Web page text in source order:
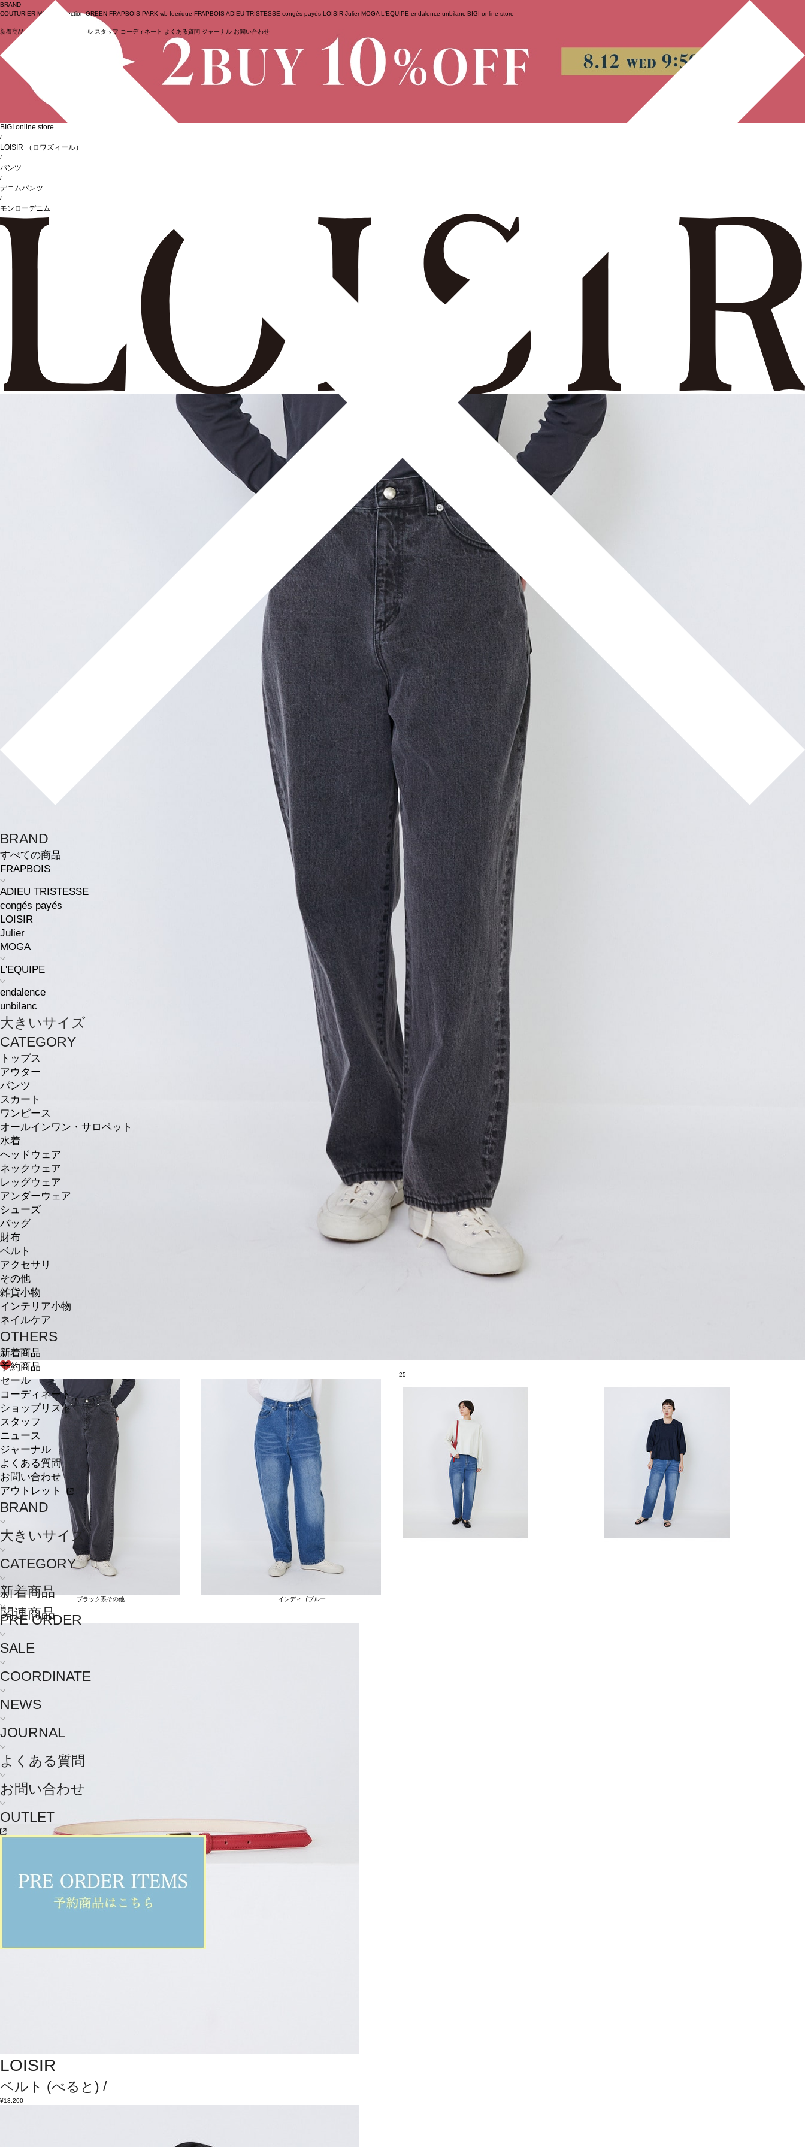
ログイン
BRAND
COUTURIER MOGA Collection GREEN FRAPBOIS PARK wb feerique FRAPBOIS ADIEU TRISTESSE congés payés LOISIR Julier MOGA L'EQUIPE endalence unbilanc BIGI online store
新着商品 (ライブ) セール スタッフ コーディネート よくある質問 ジャーナル お問い合わせ
BRAND
すべての商品
FRAPBOIS
ADIEU TRISTESSE
congés payés
LOISIR
Julier
MOGA
L'EQUIPE
endalence
unbilanc
大きいサイズ
CATEGORY
トップス
アウター
パンツ
スカート
ワンピース
オールインワン・サロペット
水着
ヘッドウェア
ネックウェア
レッグウェア
アンダーウェア
シューズ
バッグ
財布
ベルト
アクセサリ
その他
雑貨小物
インテリア小物
ネイルケア
OTHERS
新着商品
予約商品
セール
コーディネート
ショップリスト
スタッフ
ニュース
ジャーナル
よくある質問
お問い合わせ
アウトレット
BRAND
大きいサイズ
CATEGORY
新着商品
PRE ORDER
SALE
COORDINATE
NEWS
JOURNAL
よくある質問
お問い合わせ
OUTLET
BIGI online store
/
LOISIR （ロワズィール）
/
パンツ
/
デニムパンツ
/
モンローデニム
25
ブラック系その他 インディゴブルー
関連商品
LOISIR
ベルト (べると) /
¥13,200